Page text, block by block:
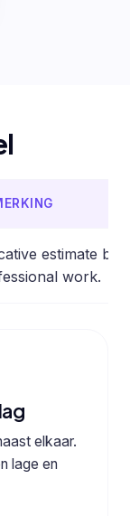
estimate
work.
elkaar.
lage en